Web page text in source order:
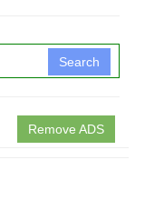
Search
Remove ADS